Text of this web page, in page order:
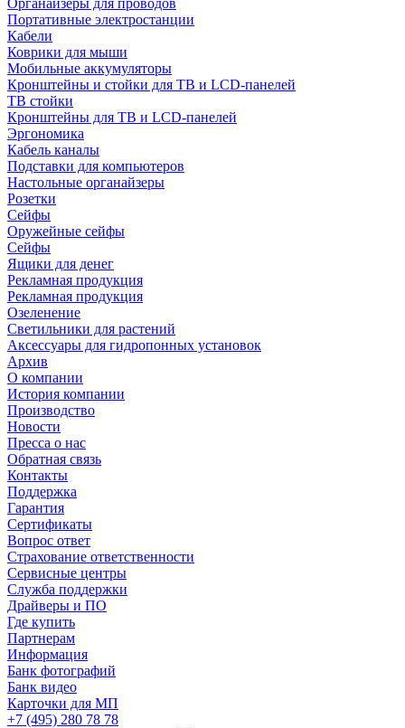
Органайзеры для проводов
Портативные электростанции
Кабели
Коврики для мыши
Мобильные аккумуляторы
Кронштейны и стойки для ТВ и LCD-панелей
ТВ стойки
Кронштейны для ТВ и LCD-панелей
Эргономика
Кабель каналы
Подставки для компьютеров
Настольные органайзеры
Розетки
Сейфы
Оружейные сейфы
Сейфы
Ящики для денег
Рекламная продукция
Рекламная продукция
Озеленение
Светильники для растений
Аксессуары для гидропонных установок
Архив
О компании
История компании
Производство
Новости
Пресса о нас
Обратная связь
Контакты
Поддержка
Гарантия
Сертификаты
Вопрос ответ
Страхование ответственности
Сервисные центры
Служба поддержки
Драйверы и ПО
Где купить
Партнерам
Информация
Банк фотографий
Банк видео
Карточки для МП
+7 (495) 280 78 78